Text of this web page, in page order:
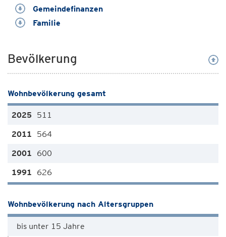
Gemeindefinanzen
Familie
Bevölkerung
Wohnbevölkerung gesamt
511
564
600
626
Wohnbevölkerung nach Altersgruppen
bis unter 15 Jahre